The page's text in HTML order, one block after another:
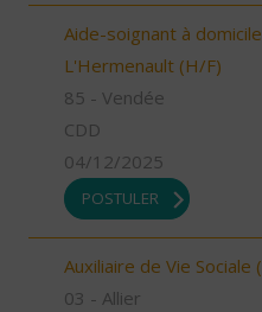
Aide-soignant à
L'Hermenault (H/F)
85 - Vendée
CDD
04/12/2025
POSTULER
Auxiliaire de Vie Sociale
03 - Allier